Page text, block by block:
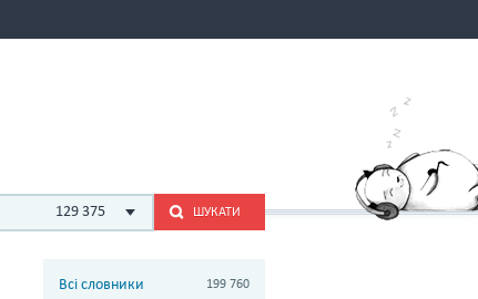
129 375 ШУКАТИ
Всі словники 199 760